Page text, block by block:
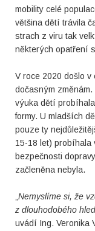
mobility celé
většina dětí trávila
strach z viru tak
některých opatření
V roce 2020 došlo
dočasným
výuka dětí
formy. U mladších
pouze ty
15-18 let) probíhala
bezpečnosti
začleněna nebyla.
Nemyslíme si, že
z dlouhodobého
uvádí Ing. Veronika